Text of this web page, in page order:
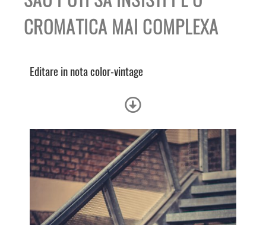
CROMATICA MAI COMPLEXA
Editare in nota color-vintage